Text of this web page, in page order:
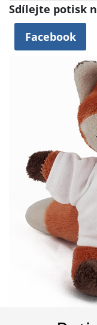
Sdílejte potisk
Facebook